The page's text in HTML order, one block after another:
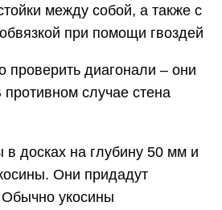
между собой, а также с
при помощи гвоздей
проверить диагонали – они
случае стена
досках на глубину 50 мм и
Они придадут
Обычно укосины